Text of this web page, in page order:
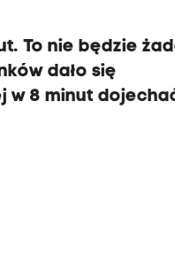
To nie będzie
dało się
w 8 minut